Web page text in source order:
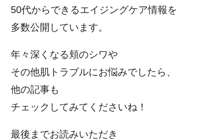
50代からできるエイジングケア情報を
多数公開しています。
年々深くなる頬のシワや
その他肌トラブルにお悩みでしたら、
他の記事も
チェックしてみてくださいね！
最後までお読みいただき